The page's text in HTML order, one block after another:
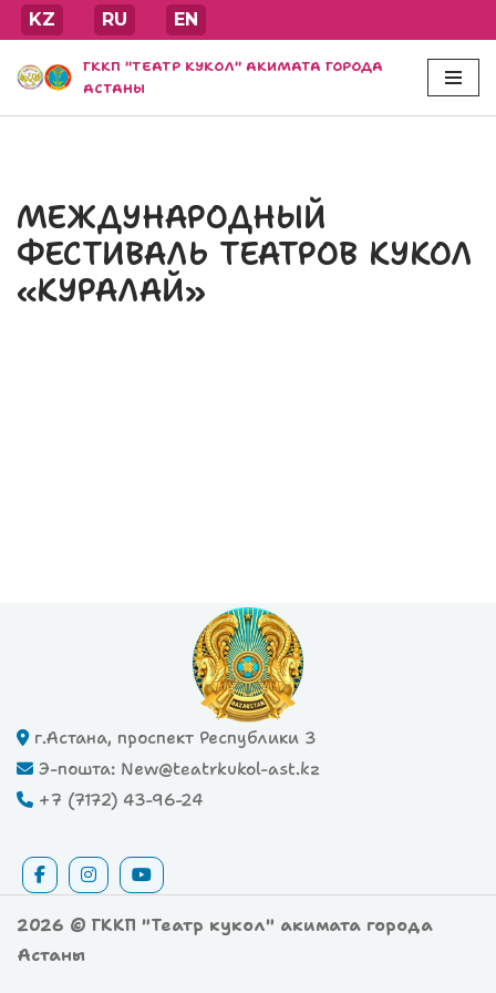
Перейти
к
содержимому
KZ RU EN
ГККП "ТЕАТР КУКОЛ" АКИМАТА ГОРОДА
АСТАНЫ
МЕЖДУНАРОДНЫЙ
ФЕСТИВАЛЬ ТЕАТРОВ КУКОЛ
«КУРАЛАЙ»
г.Астана, проспект Республики 3
Э-пошта: New@teatrkukol-ast.kz
+7 (7172) 43-96-24
2026 © ГККП "Театр кукол" акимата города
Астаны